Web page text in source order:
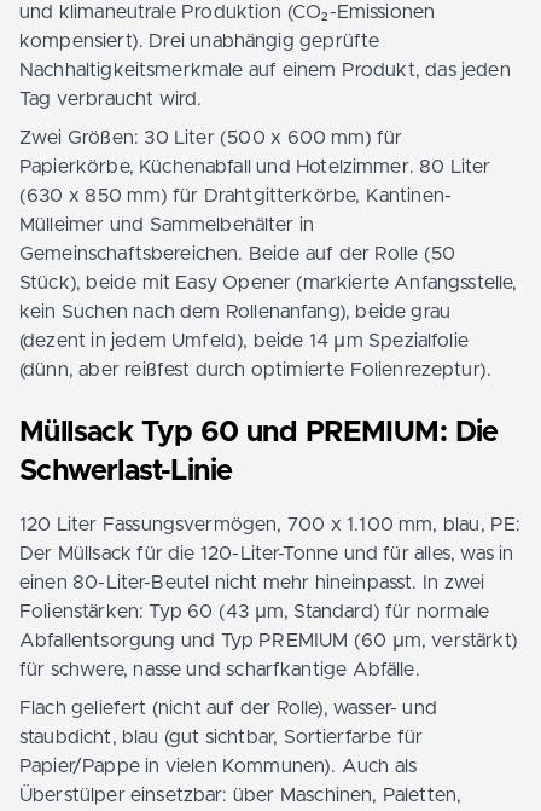
und klimaneutrale Produktion (CO₂-Emissionen
kompensiert). Drei unabhängig geprüfte
Nachhaltigkeitsmerkmale auf einem Produkt, das jeden
Tag verbraucht wird.
Zwei Größen: 30 Liter (500 x 600 mm) für
Papierkörbe, Küchenabfall und Hotelzimmer. 80 Liter
(630 x 850 mm) für Drahtgitterkörbe, Kantinen-
Mülleimer und Sammelbehälter in
Gemeinschaftsbereichen. Beide auf der Rolle (50
Stück), beide mit Easy Opener (markierte Anfangsstelle,
kein Suchen nach dem Rollenanfang), beide grau
(dezent in jedem Umfeld), beide 14 µm Spezialfolie
(dünn, aber reißfest durch optimierte Folienrezeptur).
Müllsack Typ 60 und PREMIUM: Die
Schwerlast-Linie
120 Liter Fassungsvermögen, 700 x 1.100 mm, blau, PE:
Der Müllsack für die 120-Liter-Tonne und für alles, was in
einen 80-Liter-Beutel nicht mehr hineinpasst. In zwei
Folienstärken: Typ 60 (43 µm, Standard) für normale
Abfallentsorgung und Typ PREMIUM (60 µm, verstärkt)
für schwere, nasse und scharfkantige Abfälle.
Flach geliefert (nicht auf der Rolle), wasser- und
staubdicht, blau (gut sichtbar, Sortierfarbe für
Papier/Pappe in vielen Kommunen). Auch als
Überstülper einsetzbar: über Maschinen, Paletten,